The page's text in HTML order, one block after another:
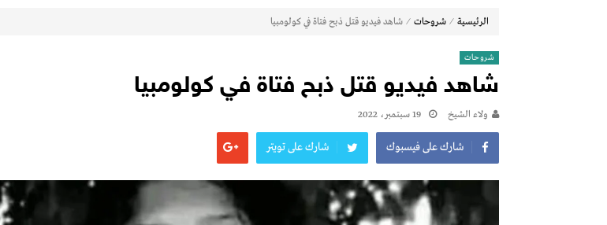
الرئيسية ⁄ شروحات ⁄ شاهد فيديو قتل ذبح فتاة في كولومبيا
شروحات
شاهد فيديو قتل ذبح فتاة في كولومبيا
ولاء الشيخ 19 سبتمبر، 2022
شارك على فيسبوك شارك على تويتر